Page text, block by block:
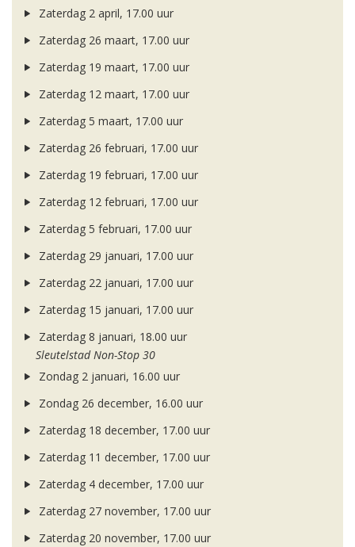
Zaterdag 2 april, 17.00 uur
Zaterdag 26 maart, 17.00 uur
Zaterdag 19 maart, 17.00 uur
Zaterdag 12 maart, 17.00 uur
Zaterdag 5 maart, 17.00 uur
Zaterdag 26 februari, 17.00 uur
Zaterdag 19 februari, 17.00 uur
Zaterdag 12 februari, 17.00 uur
Zaterdag 5 februari, 17.00 uur
Zaterdag 29 januari, 17.00 uur
Zaterdag 22 januari, 17.00 uur
Zaterdag 15 januari, 17.00 uur
Zaterdag 8 januari, 18.00 uur
Sleutelstad Non-Stop 30
Zondag 2 januari, 16.00 uur
Zondag 26 december, 16.00 uur
Zaterdag 18 december, 17.00 uur
Zaterdag 11 december, 17.00 uur
Zaterdag 4 december, 17.00 uur
Zaterdag 27 november, 17.00 uur
Zaterdag 20 november, 17.00 uur